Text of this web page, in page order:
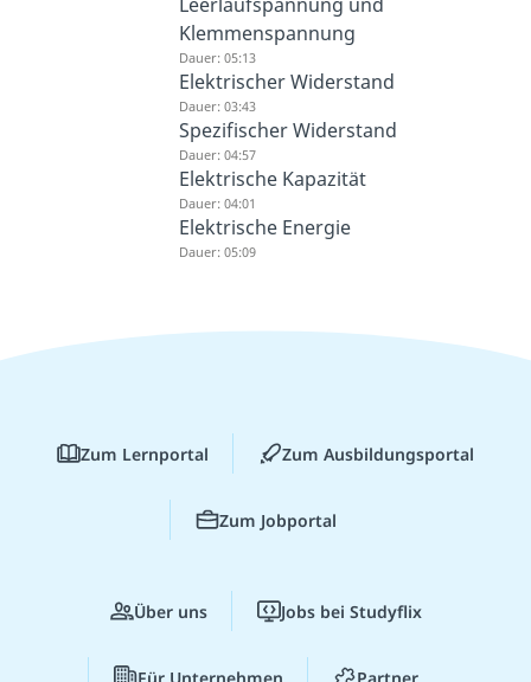
Klemmenspannung
Dauer: 05:13
Elektrischer Widerstand
Dauer: 03:43
Spezifischer Widerstand
Dauer: 04:57
Elektrische Kapazität
Dauer: 04:01
Elektrische Energie
Dauer: 05:09
Zum Lernportal Zum Ausbildungsportal
Zum Jobportal
Über uns Jobs bei Studyflix
Für Unternehmen Partner